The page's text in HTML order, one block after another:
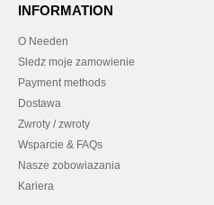
INFORMATION
O Needen
Sledz moje zamowienie
Payment methods
Dostawa
Zwroty / zwroty
Wsparcie & FAQs
Nasze zobowiazania
Kariera